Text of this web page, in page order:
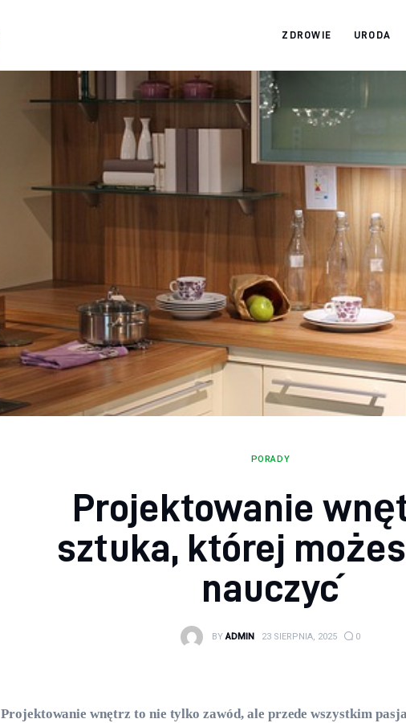
ZDROWIE URODA
Zdrowy jak ja
Bądź zdrowy na lata!
PORADY
Projektowanie
sztuka, której
nauczyć
BY ADMIN 23 SIERPNIA, 2025 0
Projektowanie wnętrz to nie tylko zawód, ale przede wszystkim